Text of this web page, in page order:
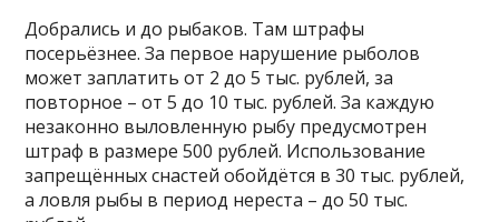
Добрались и до рыбаков. Там штрафы
посерьёзнее. За первое нарушение рыболов
может заплатить от 2 до 5 тыс. рублей, за
повторное – от 5 до 10 тыс. рублей. За каждую
незаконно выловленную рыбу предусмотрен
штраф в размере 500 рублей. Использование
запрещённых снастей обойдётся в 30 тыс. рублей,
а ловля рыбы в период нереста – до 50 тыс.